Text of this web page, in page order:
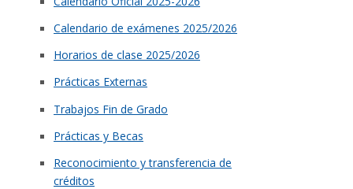
Calendario de exámenes 2025/2026
Horarios de clase 2025/2026
Prácticas Externas
Trabajos Fin de Grado
Prácticas y Becas
Reconocimiento y transferencia de
créditos